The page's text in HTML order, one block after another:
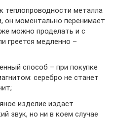
теплопроводности металла
он моментально перенимает
можно проделать и с
греется медленно –
способ – при покупке
серебро не станет
изделие издаст
звук, но ни в коем случае